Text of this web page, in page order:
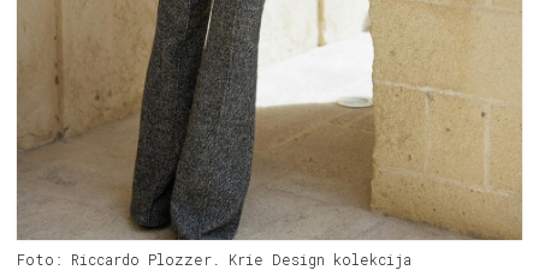
Foto: Riccardo Plozzer. Krie Design kolekcija